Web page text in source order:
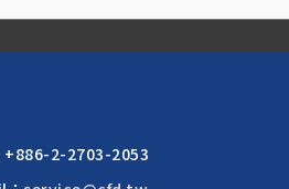
+886-2-2703-2053